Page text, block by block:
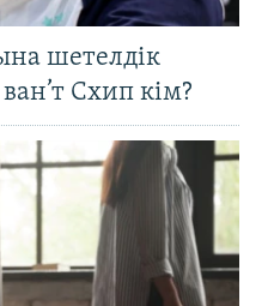
шетелдік
Схип кім?